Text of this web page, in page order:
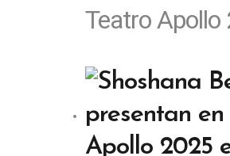
Teatro Apollo